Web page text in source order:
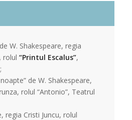
W. Shakespeare, regia
rolul “Printul Escalus”,
de W. Shakespeare,
rolul “Antonio”, Teatrul
regia Cristi Juncu, rolul